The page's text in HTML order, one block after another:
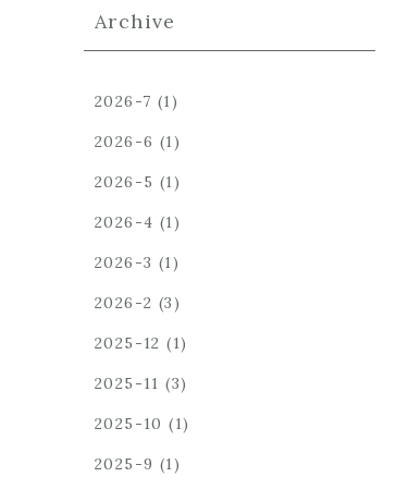
Archive
2026-7 (1)
2026-6 (1)
2026-5 (1)
2026-4 (1)
2026-3 (1)
2026-2 (3)
2025-12 (1)
2025-11 (3)
2025-10 (1)
2025-9 (1)